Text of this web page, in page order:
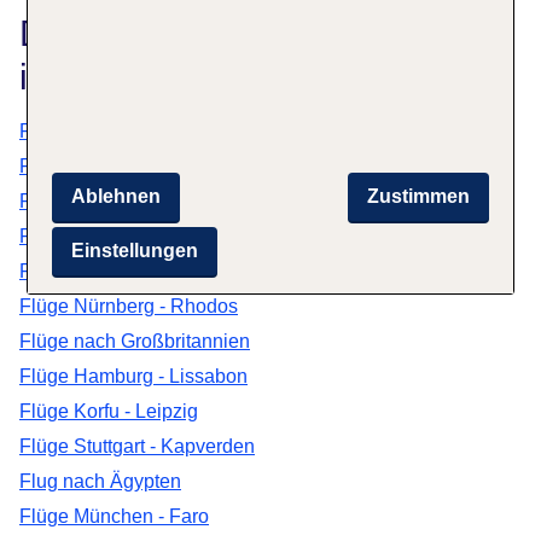
Das könnte dich auch
interessieren
Flüge Frankfurt - Stockholm
Flüge Frankfurt - Alicante
Flüge Berlin - Rhodos
Flüge Berlin - Manchester
Flüge Rhodos - Hannover
Flüge Nürnberg - Rhodos
Flüge nach Großbritannien
Flüge Hamburg - Lissabon
Flüge Korfu - Leipzig
Flüge Stuttgart - Kapverden
Flug nach Ägypten
Flüge München - Faro
Zustimmen
Ablehnen
Einstellungen